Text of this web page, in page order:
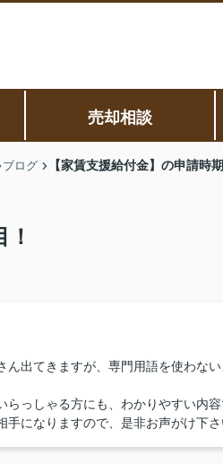
売却相談
ブログ 【家賃支援給付金】の申請時
出てきますが、専門用語を使わな
っしゃる方にも、わかりやすい内容
になりますので、是非お声がけ下さ